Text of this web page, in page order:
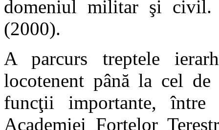
domeniul militar şi
(2000).
A parcurs treptele
locotenent până la cel
funcţii importante, între
Academiei Forţelor